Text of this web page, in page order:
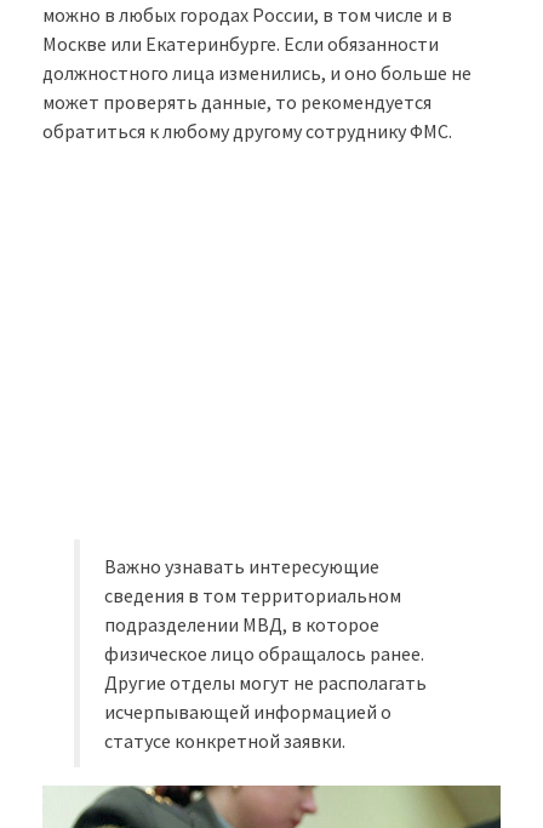
можно в любых городах России, в том числе и в
Москве или Екатеринбурге. Если обязанности
должностного лица изменились, и оно больше не
может проверять данные, то рекомендуется
обратиться к любому другому сотруднику ФМС.
Важно узнавать интересующие
сведения в том территориальном
подразделении МВД, в которое
физическое лицо обращалось ранее.
Другие отделы могут не располагать
исчерпывающей информацией о
статусе конкретной заявки.